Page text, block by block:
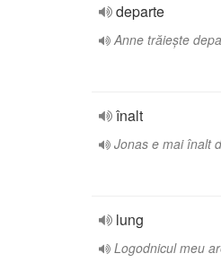
departe
Anne trăiește
înalt
Jonas e mai înalt
lung
Logodnicul meu